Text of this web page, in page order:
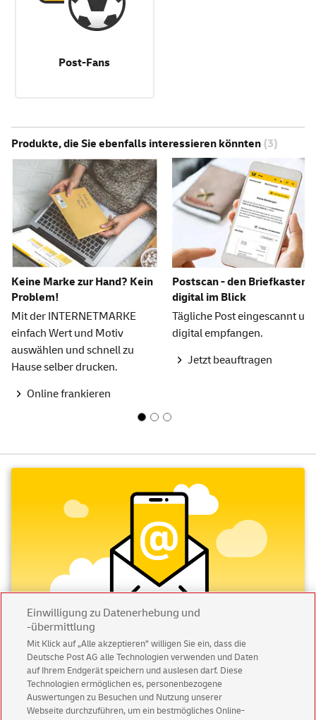
Post-Fans
Produkte, die Sie ebenfalls interessieren könnten (3)
Keine Marke zur Hand? Kein
Problem!
Mit der INTERNETMARKE
einfach Wert und Motiv
auswählen und schnell zu
Hause selber drucken.
Online frankieren
Postscan - den Briefkasten
digital im Blick
Tägliche Post eingescannt
digital empfangen.
Jetzt beauftragen
Abonnieren Sie unseren Newsletter
Immer informiert über exklusive Angebote und
Aktionen - jetzt mit Vorteil
Einwilligung zu Datenerhebung und
-übermittlung
Mit Klick auf „Alle akzeptieren” willigen Sie ein, dass die
Deutsche Post AG alle Technologien verwenden und Daten
auf Ihrem Endgerät speichern und auslesen darf. Diese
Technologien ermöglichen es, personenbezogene
Auswertungen zu Besuchen und Nutzung unserer
Webseite durchzuführen, um ein bestmögliches Online-